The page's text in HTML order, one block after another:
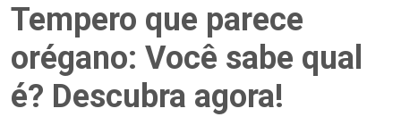
Tempero que parece
orégano: Você sabe qual
é? Descubra agora!